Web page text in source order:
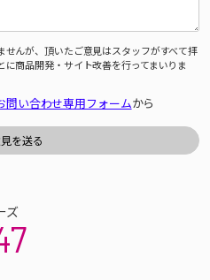
せんが、頂いたご意見はスタッフがすべて拝
商品開発・サイト改善を行ってまいりま
問い合わせ専用フォームから
ズ